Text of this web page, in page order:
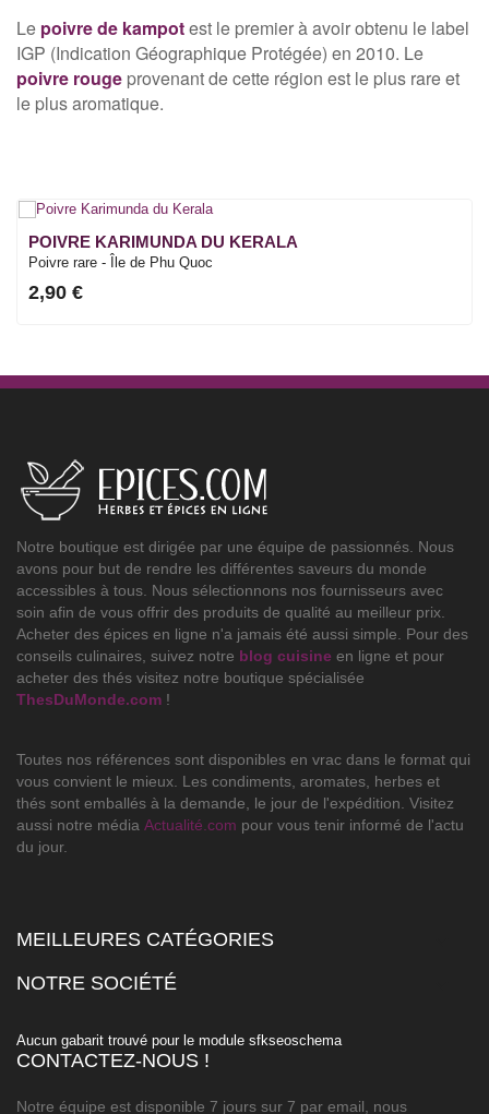
Le poivre de kampotest le premier à avoir obtenu le label
IGP (Indication Géographique Protégée) en 2010. Le
poivre rouge provenant de cette région est le plus rare et
le plus aromatique.
POIVRE KARIMUNDA DU KERALA
Poivre rare - Île de Phu Quoc
2,90 €
Notre boutique est dirigée par une équipe de passionnés. Nous
avons pour but de rendre les différentes saveurs du monde
accessibles à tous. Nous sélectionnons nos fournisseurs avec
soin afin de vous offrir des produits de qualité au meilleur prix.
Acheter des épices en ligne n'a jamais été aussi simple. Pour des
conseils culinaires, suivez notre blog cuisine en ligne et pour
acheter des thés visitez notre boutique spécialisée
ThesDuMonde.com !
Toutes nos références sont disponibles en vrac dans le format qui
vous convient le mieux. Les condiments, aromates, herbes et
thés sont emballés à la demande, le jour de l'expédition. Visitez
aussi notre média Actualité.com pour vous tenir informé de l'actu
du jour.
MEILLEURES CATÉGORIES
NOTRE SOCIÉTÉ
Aucun gabarit trouvé pour le module sfkseoschema
CONTACTEZ-NOUS !
Notre équipe est disponible 7 jours sur 7 par email, nous